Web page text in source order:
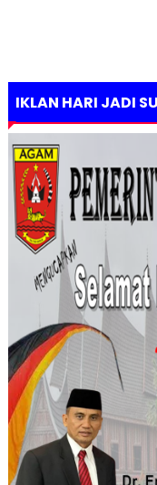
IKLAN HARI JADI